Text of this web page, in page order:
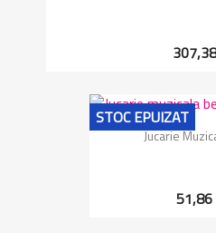
Jucarie
51,86
STOC EPUIZAT